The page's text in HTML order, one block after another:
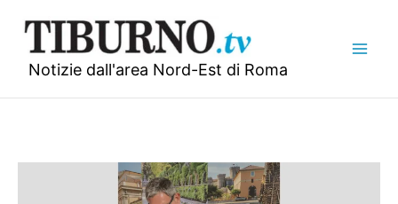
contenuto
Notizie dall'area Nord-Est di Roma